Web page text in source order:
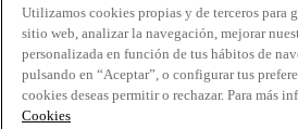
Utilizamos cookies propias y de terceros para
sitio web, analizar la navegación, mejorar
personalizada en función de tus hábitos de
pulsando en “Aceptar”, o configurar tus
cookies deseas permitir o rechazar. Para más
Cookies